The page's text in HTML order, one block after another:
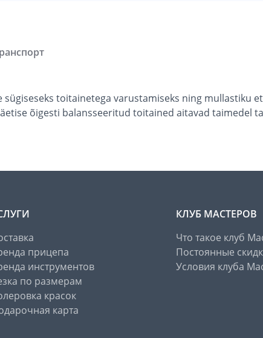
toitainetega varustamiseks ning mullastiku
õigesti balansseeritud toitained aitavad taimedel
прицепа
инструментов
по размерам
красок
карта
КЛУБ МАСТЕРОВ
Что такое клуб
Постоянные
Условия клуба